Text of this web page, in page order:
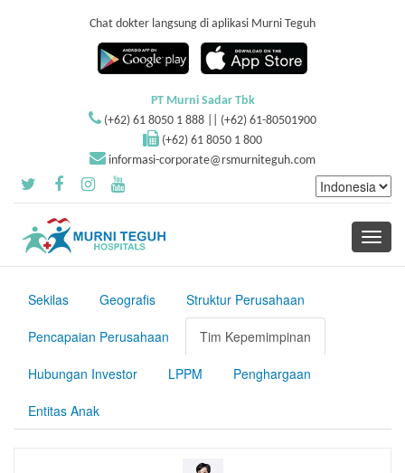
Chat dokter langsung di aplikasi Murni Teguh
PT Murni Sadar Tbk
(+62) 61 8050 1 888 || (+62) 61-80501900
(+62) 61 8050 1 800
informasi-corporate@rsmurniteguh.com
Toggle
Sekilas Geografis Struktur Perusahaan
Pencapaian Perusahaan Tim Kepemimpinan
Hubungan Investor LPPM Penghargaan
Entitas Anak